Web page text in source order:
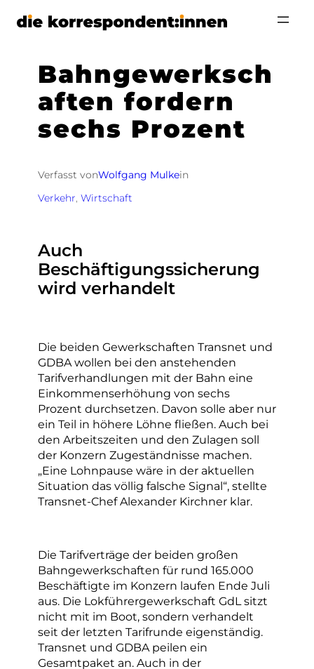
Zum
Bahngewerksch
aften fordern
sechs Prozent
Verfasst vonWolfgang Mulkein
Verkehr, Wirtschaft
Auch
Beschäftigungssicherung
wird verhandelt
Die beiden Gewerkschaften Transnet und
GDBA wollen bei den anstehenden
Tarifverhandlungen mit der Bahn eine
Einkommenserhöhung von sechs
Prozent durchsetzen. Davon solle aber nur
ein Teil in höhere Löhne fließen. Auch bei
den Arbeitszeiten und den Zulagen soll
der Konzern Zugeständnisse machen.
„Eine Lohnpause wäre in der aktuellen
Situation das völlig falsche Signal“, stellte
Transnet-Chef Alexander Kirchner klar.
Die Tarifverträge der beiden großen
Bahngewerkschaften für rund 165.000
Beschäftigte im Konzern laufen Ende Juli
aus. Die Lokführergewerkschaft GdL sitzt
nicht mit im Boot, sondern verhandelt
seit der letzten Tarifrunde eigenständig.
Transnet und GDBA peilen ein
Gesamtpaket an. Auch in der